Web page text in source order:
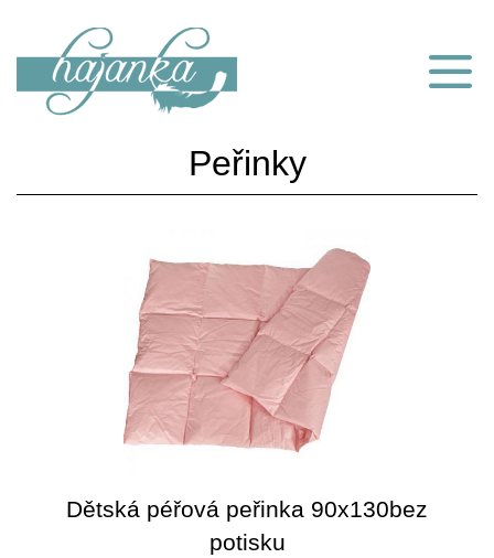
Peřinky
Dětská péřová peřinka 90x130bez
potisku